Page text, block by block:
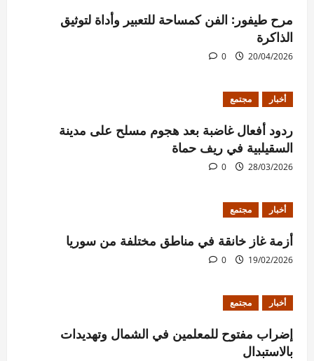
مرح طيفور: الفن كمساحة للتعبير وأداة لتوثيق
الذاكرة
20/04/2026
0
أخبار مجتمع
ردود أفعال غاضبة بعد هجوم مسلح على مدينة
السقيلبية في ريف حماة
28/03/2026
0
أخبار مجتمع
أزمة غاز خانقة في مناطق مختلفة من سوريا
19/02/2026
0
أخبار مجتمع
إضراب مفتوح للمعلمين في الشمال وتهديدات
بالاستبدال